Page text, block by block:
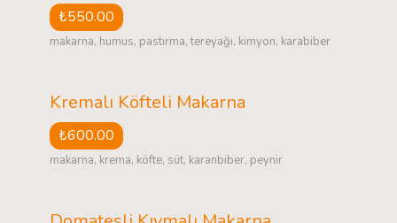
₺550.00
makarna, humus, pastırma, tereyağı, kimyon, karabiber
Kremalı Köfteli Makarna
₺600.00
makarna, krema, köfte, süt, karanbiber, peynir